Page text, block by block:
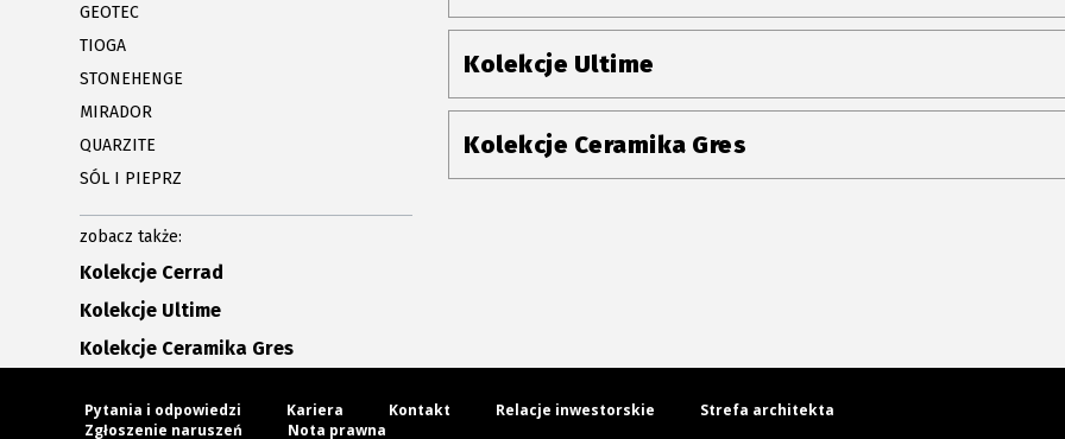
GEOTEC
TIOGA
STONEHENGE
MIRADOR
QUARZITE
SÓL I PIEPRZ
zobacz także:
Kolekcje Cerrad
Kolekcje Ultime
Kolekcje Ceramika Gres
Kolekcje Ultime
Kolekcje Ceramika Gres
Pytania i odpowiedzi Kariera Kontakt Relacje inwestorskie
Strefa architekta
Zgłoszenie naruszeń
Nota prawna